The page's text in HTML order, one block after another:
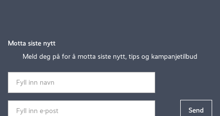
Motta siste nytt
Meld deg på for å motta siste nytt, tips og kampanjetilbud